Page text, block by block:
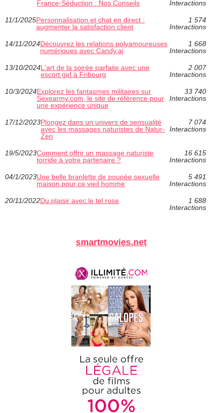
France-Séduction : Nos Conseils
Interactions
11/1/2025Personnalisation et chat en direct :
augmenter la satisfaction client
1 574
Interactions
14/11/2024Découvrez les relations polyamoureuses
numériques avec Candy.ai
1 668
Interactions
13/10/2024L'art de la soirée parfaite avec une
escort girl à Fribourg
2 007
Interactions
10/3/2024Explorez les fantasmes militaires sur
Sexearmy.com, le site de référence pour
une expérience unique
33 740
Interactions
17/12/2023Plongez dans un univers de sensualité
avec les massages naturistes de Natur-
Zen
7 074
Interactions
19/5/2023Comment offrir un massage naturiste
torride à votre partenaire ?
16 615
Interactions
04/1/2023Une belle branlette de poupée sexuelle
maison pour ce vieil homme
5 491
Interactions
20/11/2022Du plaisir avec le tel rose
1 688
Interactions
smartmovies.net